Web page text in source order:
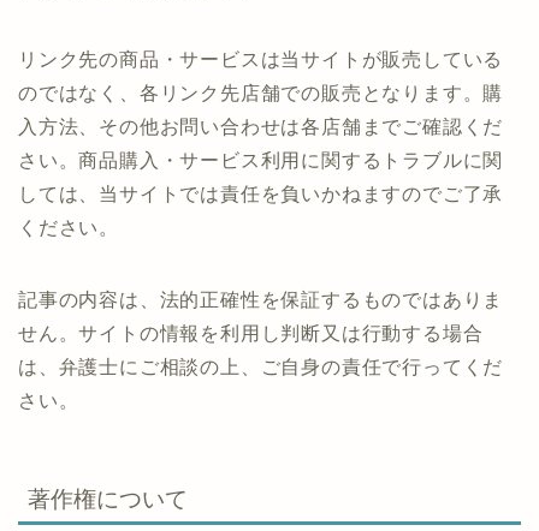
リンク先の商品・サービスは当サイトが販売している
のではなく、各リンク先店舗での販売となります。購
入方法、その他お問い合わせは各店舗までご確認くだ
さい。商品購入・サービス利用に関するトラブルに関
しては、当サイトでは責任を負いかねますのでご了承
ください。
記事の内容は、法的正確性を保証するものではありま
せん。サイトの情報を利用し判断又は行動する場合
は、弁護士にご相談の上、ご自身の責任で行ってくだ
さい。
著作権について